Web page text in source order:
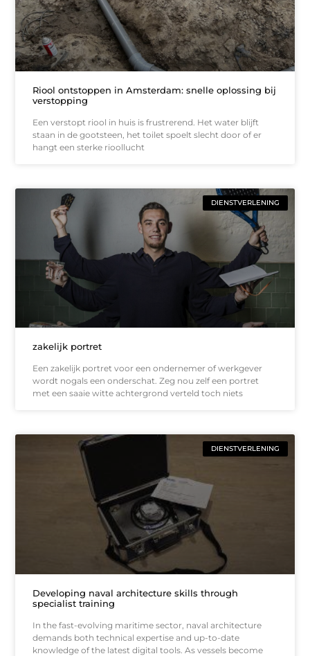
Riool ontstoppen in Amsterdam: snelle oplossing bij
verstopping
Een verstopt riool in huis is frustrerend. Het water blijft
staan in de gootsteen, het toilet spoelt slecht door of er
hangt een sterke rioollucht
DIENSTVERLENING
zakelijk portret
Een zakelijk portret voor een ondernemer of werkgever
wordt nogals een onderschat. Zeg nou zelf een portret
met een saaie witte achtergrond verteld toch niets
DIENSTVERLENING
Developing naval architecture skills through
specialist training
In the fast-evolving maritime sector, naval architecture
demands both technical expertise and up-to-date
knowledge of the latest digital tools. As vessels become